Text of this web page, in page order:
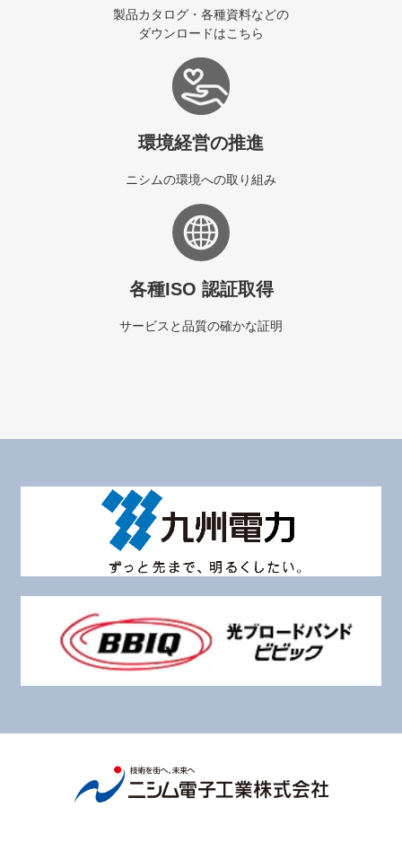
製品カタログ・各種資料などの
ダウンロードはこちら
環境経営の推進
ニシムの環境への取り組み
各種ISO 認証取得
サービスと品質の確かな証明